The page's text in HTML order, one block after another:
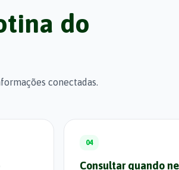
do
conectadas.
04
Consultar quando